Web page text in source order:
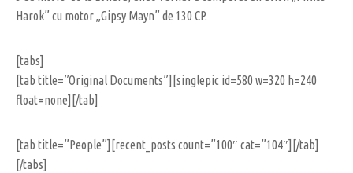
Harok” cu motor „Gipsy Mayn” de 130 CP.
[tabs]
[tab title=”Original Documents”][singlepic id=580 w=320 h=240
float=none][/tab]
[tab title=”People”][recent_posts count=”100″ cat=”104″][/tab]
[/tabs]